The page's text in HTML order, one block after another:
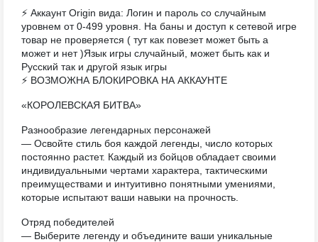
⚡ Аккаунт Origin вида: Логин и пароль со случайным
уровнем от 0-499 уровня. На баны и доступ к сетевой игре
товар не проверяется ( тут как повезет может быть а
может и нет )Язык игры случайный, может быть как и
Русский так и другой язык игры
⚡ ВОЗМОЖНА БЛОКИРОВКА НА АККАУНТЕ
«КОРОЛЕВСКАЯ БИТВА»
Разнообразие легендарных персонажей
— Освойте стиль боя каждой легенды, число которых
постоянно растет. Каждый из бойцов обладает своими
индивидуальными чертами характера, тактическими
преимуществами и интуитивно понятными умениями,
которые испытают ваши навыки на прочность.
Отряд победителей
— Выберите легенду и объедините ваши уникальные